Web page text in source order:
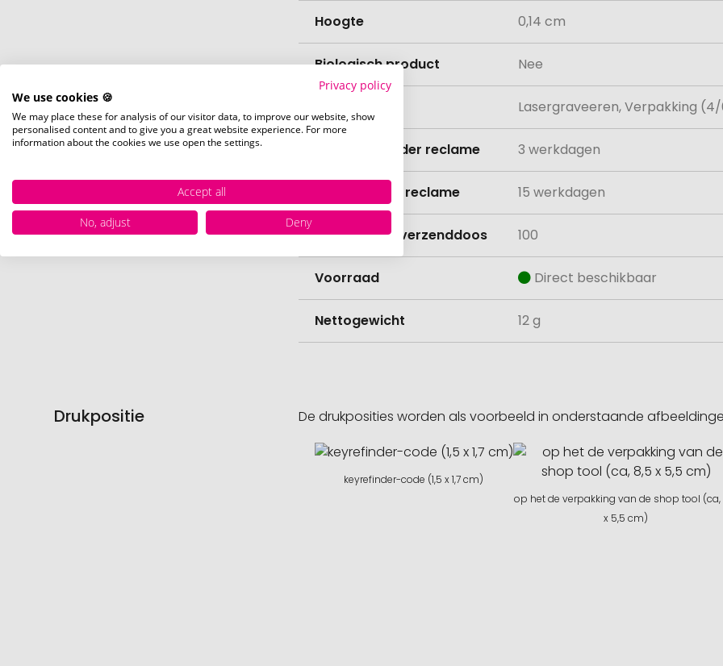
Hoogte 0,14 cm
Biologisch product Nee
Lasergraveeren, Verpakking
Levertijd zonder reclame 3 werkdagen
Levertijd met reclame 15 werkdagen
Hoeveelheid verzenddoos 100
Voorraad Direct beschikbaar
Nettogewicht 12 g
Drukpositie De drukposities worden als voorbeeld in onderstaande
keyrefinder-code (1,5 x 1,7 cm)
op het de verpakking van de shop tool (ca,
x 5,5 cm)
Privacy policy
We use cookies 🍪
We may place these for analysis of our visitor data, to improve our website, show
personalised content and to give you a great website experience. For more
information about the cookies we use open the settings.
Accept all
No, adjust
Deny